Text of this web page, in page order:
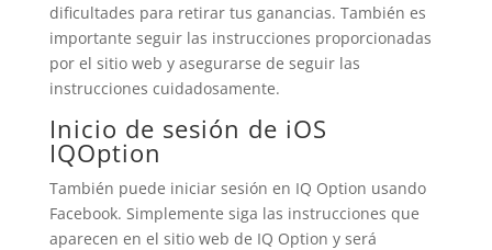
dificultades para retirar tus ganancias. También es
importante seguir las instrucciones proporcionadas
por el sitio web y asegurarse de seguir las
instrucciones cuidadosamente.
Inicio de sesión de iOS
IQOption
También puede iniciar sesión en IQ Option usando
Facebook. Simplemente siga las instrucciones que
aparecen en el sitio web de IQ Option y será